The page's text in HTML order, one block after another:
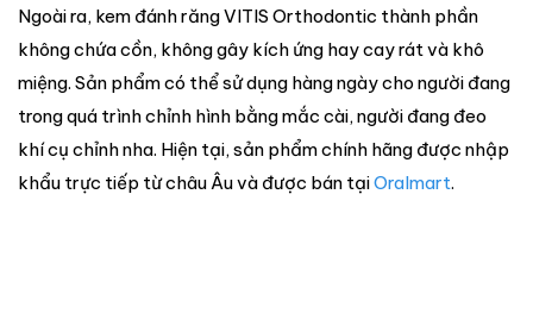
Ngoài ra, kem đánh răng VITIS Orthodontic thành phần
không chứa cồn, không gây kích ứng hay cay rát và khô
miệng. Sản phẩm có thể sử dụng hàng ngày cho người đang
trong quá trình chỉnh hình bằng mắc cài, người đang đeo
khí cụ chỉnh nha. Hiện tại, sản phẩm chính hãng được nhập
khẩu trực tiếp từ châu Âu và được bán tạiOralmart.